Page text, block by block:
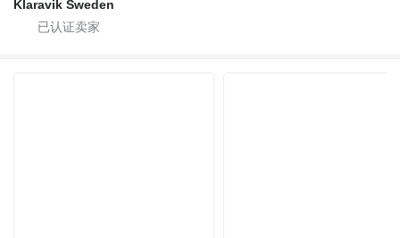
Klaravik Sweden